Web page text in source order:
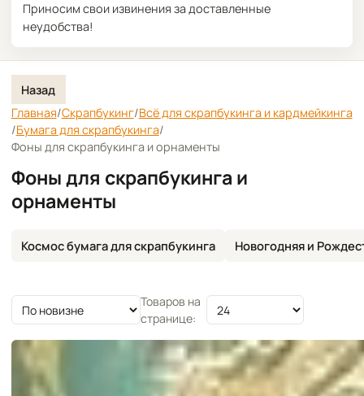
Приносим свои извинения за доставленные
неудобства!
Назад
Главная/Скрапбукинг/Всё для скрапбукинга и кардмейкинга
/Бумага для скрапбукинга/
Фоны для скрапбукинга и орнаменты
Фоны для скрапбукинга и
орнаменты
Космос бумага для скрапбукинга Новогодняя и
Сортировка
Товаров на
странице: